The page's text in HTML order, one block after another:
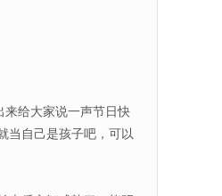
给大家说一声节日快
当自己是孩子吧，可以